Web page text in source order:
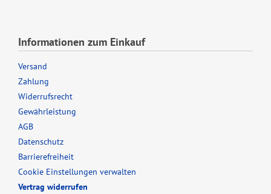
Informationen zum Einkauf
Versand
Zahlung
Widerrufsrecht
Gewährleistung
AGB
Datenschutz
Barrierefreiheit
Cookie Einstellungen verwalten
Vertrag widerrufen